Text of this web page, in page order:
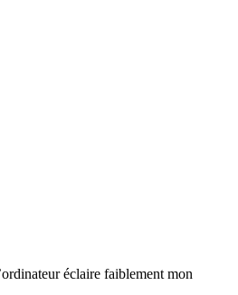
éclaire faiblement mon